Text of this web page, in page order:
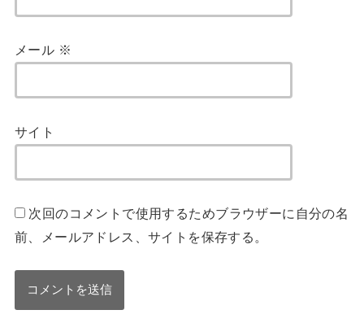
メール ※
サイト
次回のコメントで使用するためブラウザーに自分の名
前、メールアドレス、サイトを保存する。